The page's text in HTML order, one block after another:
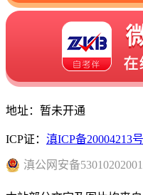
地址：暂未开通
ICP证： 滇ICP备20004213号
滇公网安备